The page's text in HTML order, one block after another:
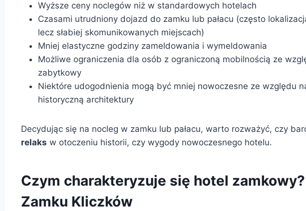
Wyższe ceny noclegów niż w standardowych hotelach
Czasami utrudniony dojazd do zamku lub pałacu (często
lecz słabiej skomunikowanych miejscach)
Mniej elastyczne godziny zameldowania i wymeldowania
Możliwe ograniczenia dla osób z ograniczoną mobilnością ze
zabytkowy
Niektóre udogodnienia mogą być mniej nowoczesne ze względu
historyczną architektury
Decydując się na nocleg w zamku lub pałacu, warto rozważyć, czy
relaks w otoczeniu historii, czy wygody nowoczesnego hotelu.
Czym charakteryzuje się hotel zamkowy?
Zamku Kliczków